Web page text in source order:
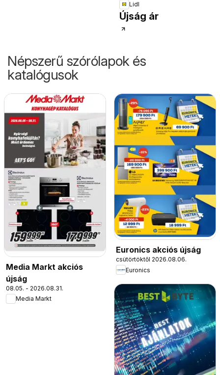
Lidl
Újság ár
Népszerű szórólapok és
katalógusok
Media Markt akciós
újság
08.05. - 2026.08.31.
Media Markt
Euronics akciós újság
csütörtöktől 2026.08.06.
Euronics